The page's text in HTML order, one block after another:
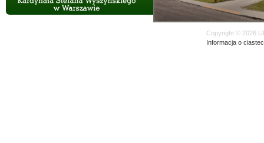
Copyright © 2026
Informacja o